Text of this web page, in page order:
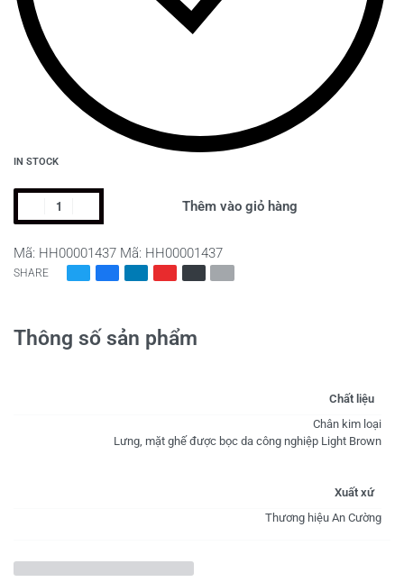
IN STOCK
HEBRON
số
Thêm vào giỏ hàng
Mã: HH00001437 Mã: HH00001437
SHARE
Thông số sản phẩm
Chất liệu
Chân kim loại
Lưng, mặt ghế được bọc da công nghiệp Light Brown
Xuất xứ
Thương hiệu An Cường